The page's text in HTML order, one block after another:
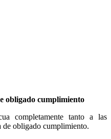
obligado cumplimiento
completamente tanto a las
de obligado cumplimiento.